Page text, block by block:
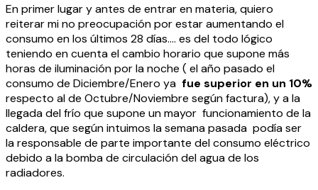
En primer lugar y antes de entrar en materia, quiero
reiterar mi no preocupación por estar aumentando el
consumo en los últimos 28 días…. es del todo lógico
teniendo en cuenta el cambio horario que supone más
horas de iluminación por la noche ( el año pasado el
consumo de Diciembre/Enero ya fue superior en un 10%
respecto al de Octubre/Noviembre según factura), y a la
llegada del frío que supone un mayor funcionamiento de la
caldera, que según intuimos la semana pasada podía ser
la responsable de parte importante del consumo eléctrico
debido a la bomba de circulación del agua de los
radiadores.